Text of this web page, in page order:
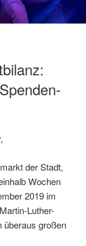
der Stadt,
Wochen
2019 im
Luther-
überaus großen